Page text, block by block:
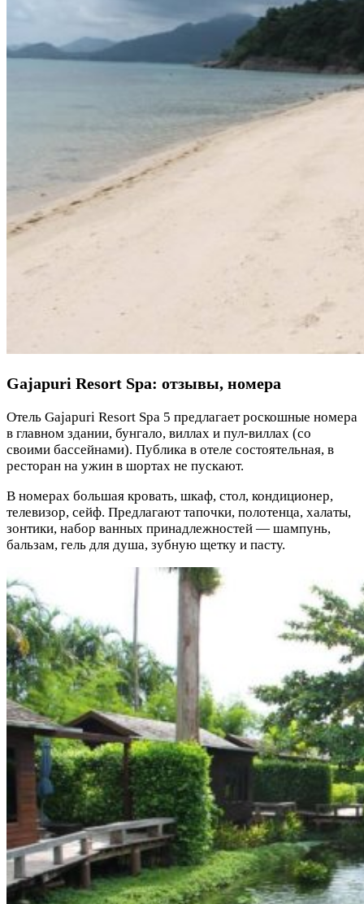
Gajapuri Resort Spa: отзывы, номера
Отель Gajapuri Resort Spa 5 предлагает роскошные номера
в главном здании, бунгало, виллах и пул-виллах (со
своими бассейнами). Публика в отеле состоятельная, в
ресторан на ужин в шортах не пускают.
В номерах большая кровать, шкаф, стол, кондиционер,
телевизор, сейф. Предлагают тапочки, полотенца, халаты,
зонтики, набор ванных принадлежностей — шампунь,
бальзам, гель для душа, зубную щетку и пасту.